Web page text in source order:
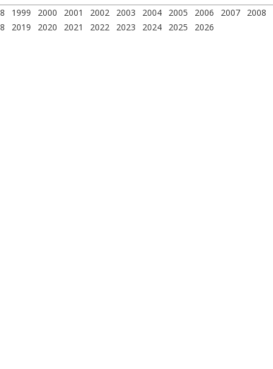
1999 2000 2001 2002 2003 2004 2005 2006 2007 2008
2019 2020 2021 2022 2023 2024 2025 2026